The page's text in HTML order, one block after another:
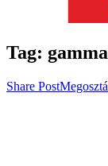
Tag:
Share Post